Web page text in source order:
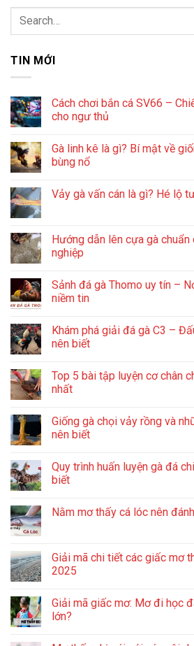
TIN MỚI
Cách chơi bắn cá SV66 –
cho ngư thủ
Gà linh kê là gì? Bí mật về
bùng nổ
Vảy gà vấn cán là gì? Hé lộ
Hướng dẫn lên cựa gà
nghiệp
Sảnh đá gà Thomo uy tín –
niềm tin
Khám phá giải đá gà C3 –
nên biết
Top 5 bài tập luyện cơ chân
nhất
Giống gà chọi vảy rồng và
nên biết
Quy trình huấn luyện gà đá
biết
Nằm mơ thấy cá lóc nên
Giải mã chi tiết các giấc mơ
2025
Giải mã giấc mơ: Mơ đi học
lớn?